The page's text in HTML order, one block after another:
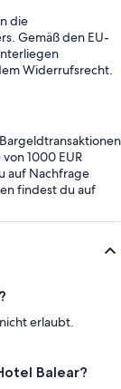
die
Gemäß den EU-
Widerrufsrecht.
1000 EUR
auf Nachfrage
findest du auf
erlaubt.
Balear?